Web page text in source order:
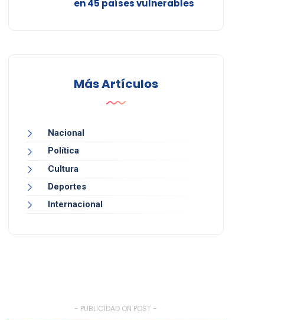
en 45 países vulnerables
Más Artículos
Nacional
Política
Cultura
Deportes
Internacional
- PUBLICIDAD ON POST -